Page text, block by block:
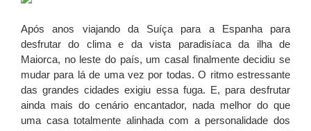
Após anos viajando da Suíça para a Espanha para
desfrutar do clima e da vista paradisíaca da ilha de
Maiorca, no leste do país, um casal finalmente decidiu se
mudar para lá de uma vez por todas. O ritmo estressante
das grandes cidades exigiu essa fuga. E, para desfrutar
ainda mais do cenário encantador, nada melhor do que
uma casa totalmente alinhada com a personalidade dos